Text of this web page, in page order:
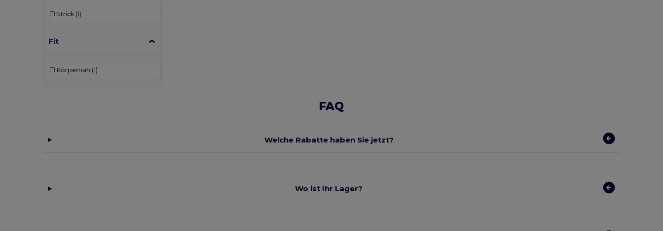
Strick (1)
Fit
Körpernah (1)
FAQ
Welche Rabatte haben Sie jetzt?
Wo ist Ihr Lager?